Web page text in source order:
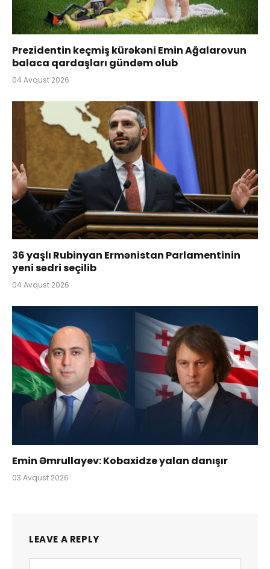
Prezidentin keçmiş kürəkəni Emin Ağalarovun
balaca qardaşları gündəm olub
04 Avqust 2026
36 yaşlı Rubinyan Ermənistan Parlamentinin
yeni sədri seçilib
04 Avqust 2026
Emin Əmrullayev: Kobaxidze yalan danışır
03 Avqust 2026
LEAVE A REPLY